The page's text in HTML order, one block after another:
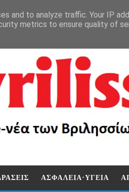
ΑΣΦΑΛΕΙΑ-ΥΓΕΙΑ
and to analyze traffic. Your IP
metrics to ensure quality of